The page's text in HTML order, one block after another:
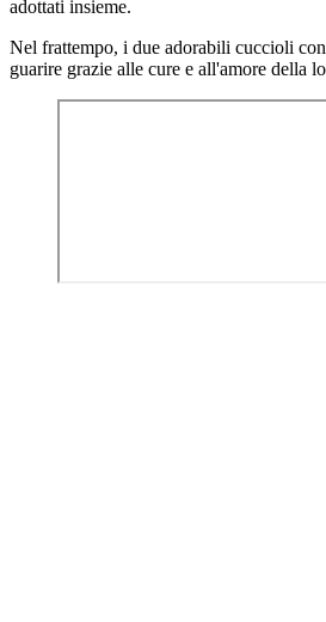
adottati insieme.
Nel frattempo, i due adorabili cuccioli
guarire grazie alle cure e all'amore della